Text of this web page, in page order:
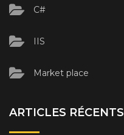
C#
IIS
Market place
ARTICLES RÉCENTS